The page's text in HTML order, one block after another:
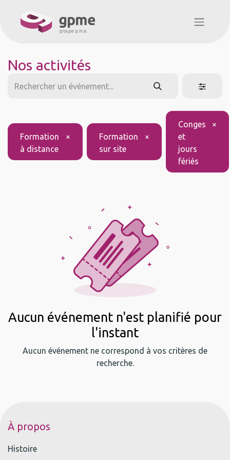
Nos activités
Formation
à distance
×
Formation
sur site
×
Conges
et
jours
fériés
×
Aucun événement n'est planifié pour
l'instant
Aucun événement ne correspond à vos critères de
recherche.
À propos
Histoire